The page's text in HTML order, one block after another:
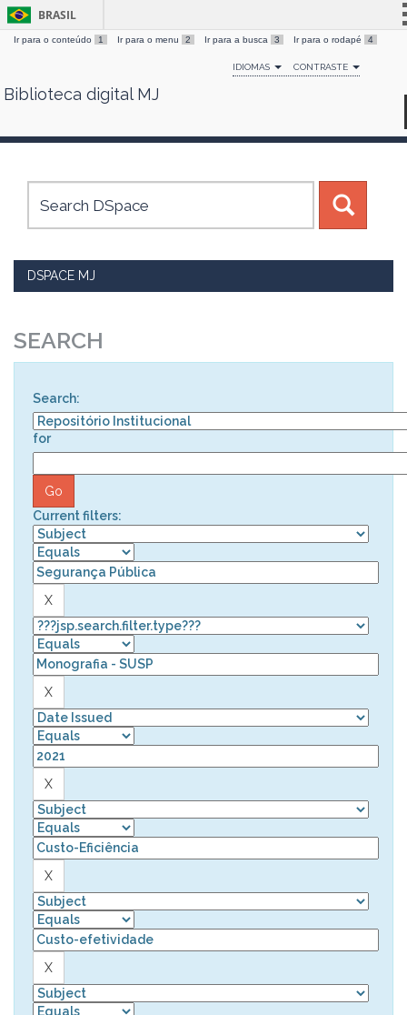
Skip
BRASIL
Simplifique!
Comunica BR
Canais
Ir para o conteúdo 1 Ir para o menu 2 Ir para a busca 3 Ir para o rodapé 4
IDIOMAS CONTRASTE
Biblioteca digital MJ
DSPACE MJ
SEARCH
Search:
for
Current filters: